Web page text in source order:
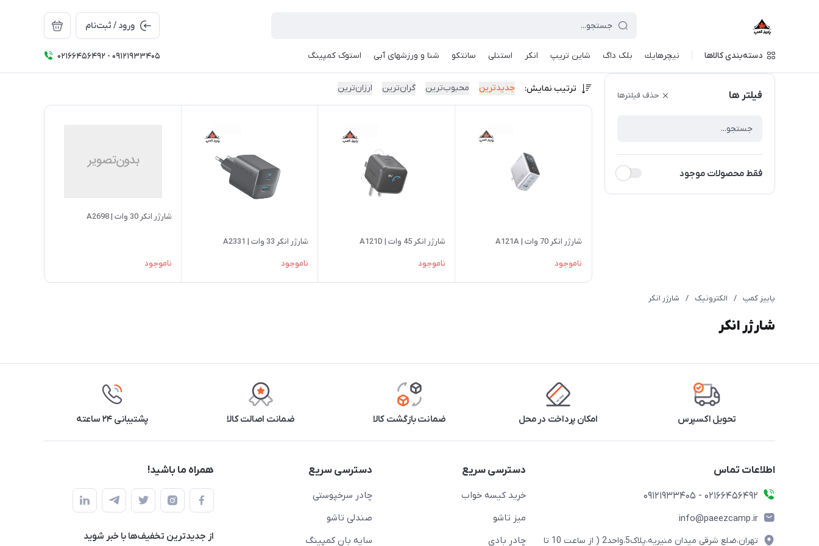
ورود / ثبت‌نام
دسته‌بندی کالاها نيچرهايك بلک داگ شاین تریپ انکر استنلی سانتکو شنا و ورزشهای آبی استوک کمپینگ 02166456492 - 09121933405
فیلتر ها حذف فیلترها
فقط محصولات موجود
ترتیب نمایش: جدیدترین محبوب‌ترین گران‌ترین ارزان‌ترین
شارژر انکر 70 وات | A121A
ناموجود
شارژر انکر 45 وات | A121D
ناموجود
شارژر انکر 33 وات | A2331
ناموجود
شارژر انکر 30 وات | A2698
ناموجود
پاییز کمپ / الکترونیک / شارژر انکر
شارژر انکر
تحویل اکسپرس امکان پرداخت در محل ضمانت بازگشت کالا ضمانت اصالت کالا پشتیبانی ۲۴ ساعته
اطلاعات تماس
02166456492 - 09121933405
info@paeezcamp.ir
تهران،ضلع شرقی میدان منیریه،پلاک5،واحد2 ( از ساعت 10 تا
دسترسی سریع
خرید کیسه خواب
میز تاشو
چادر بادی
دسترسی سریع
چادر سرخپوستی
صندلی تاشو
سایه بان کمپینگ
همراه ما باشید!
از جدید‌ترین تخفیف‌ها با‌ خبر شوید